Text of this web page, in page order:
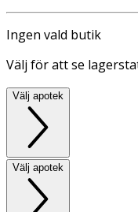
Ingen vald butik
Välj för att se
Välj apotek
Välj apotek